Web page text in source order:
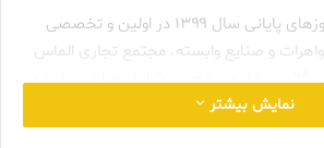
در روزهای پایانی سال ۱۳۹۹ در اولین و تخصصی
و صنایع وابسته، مجتمع تجاری الماس
گالـری بـا تیمـی مجـرب شـامل طـراح، سـازنده،
مدیـر سـایت و شـبکه های اجتماعی، عکاس،
فعالیت خود را آغاز کرد. گالری کاسـاندان با
نمایش بیشتر